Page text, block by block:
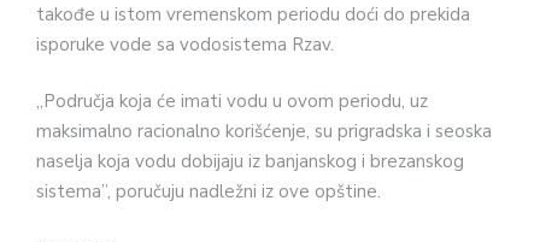
takođe u istom vremenskom periodu doći do prekida
isporuke vode sa vodosistema Rzav.
„Područja koja će imati vodu u ovom periodu, uz
maksimalno racionalno korišćenje, su prigradska i seoska
naselja koja vodu dobijaju iz banjanskog i brezanskog
sistema”, poručuju nadležni iz ove opštine.